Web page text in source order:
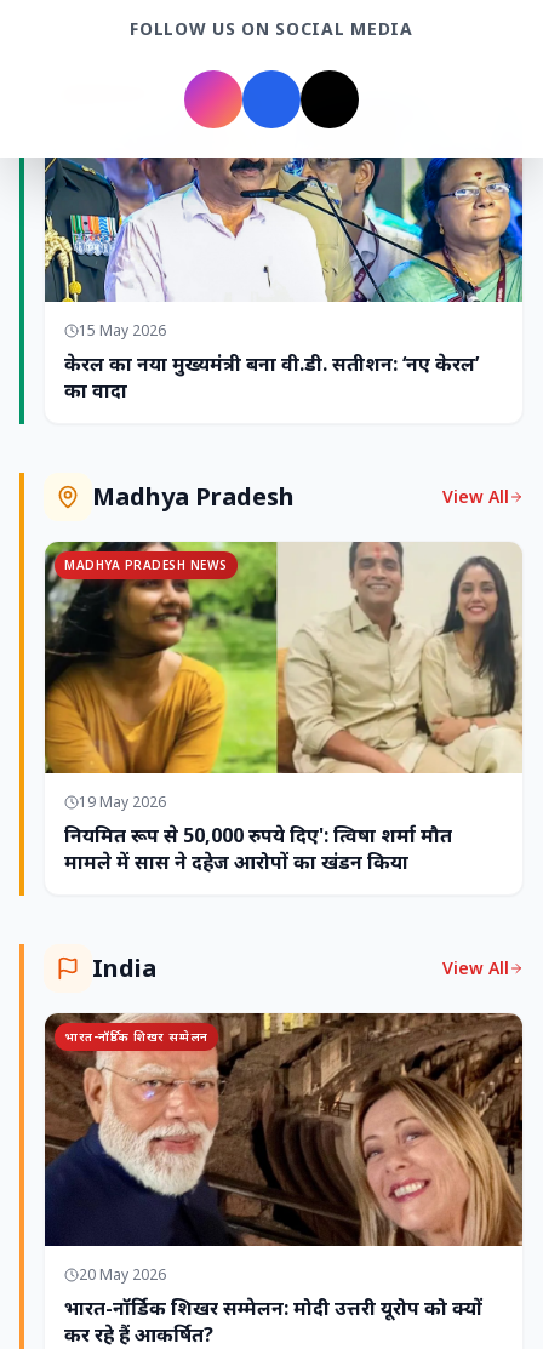
Kerala
15 May 2026
केरल का नया मुख्यमंत्री बना वी.डी. सतीशन: ‘नए केरल’
का वादा
Madhya Pradesh View All
MADHYA PRADESH NEWS
19 May 2026
नियमित रूप से 50,000 रुपये दिए': त्विषा शर्मा मौत
मामले में सास ने दहेज आरोपों का खंडन किया
India View All
भारत-नॉर्डिक शिखर सम्मेलन
20 May 2026
भारत-नॉर्डिक शिखर सम्मेलन: मोदी उत्तरी यूरोप को क्यों
कर रहे हैं आकर्षित?
FOLLOW US ON SOCIAL MEDIA